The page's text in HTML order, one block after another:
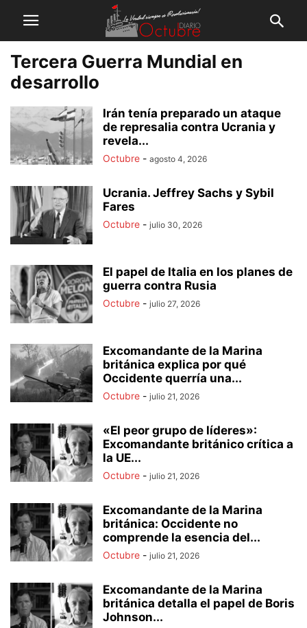
Tercera Guerra Mundial en
desarrollo
Irán tenía preparado un ataque
de represalia contra Ucrania y
revela...
Octubre - agosto 4, 2026
Ucrania. Jeffrey Sachs y Sybil
Fares
Octubre - julio 30, 2026
El papel de Italia en los planes de
guerra contra Rusia
Octubre - julio 27, 2026
Excomandante de la Marina
británica explica por qué
Occidente querría una...
Octubre - julio 21, 2026
«El peor grupo de líderes»:
Excomandante británico crítica a
la UE...
Octubre - julio 21, 2026
Excomandante de la Marina
británica: Occidente no
comprende la esencia del...
Octubre - julio 21, 2026
Excomandante de la Marina
británica detalla el papel de Boris
Johnson...